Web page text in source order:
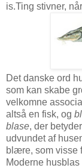
is.Ting stivner,
Det danske ord
som kan skabe
velkomne
altså en fisk, og
blase, der
udvundet af
blære, som visse
Moderne